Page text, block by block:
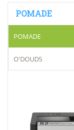
POMADE
POMADE
O'DOUDS